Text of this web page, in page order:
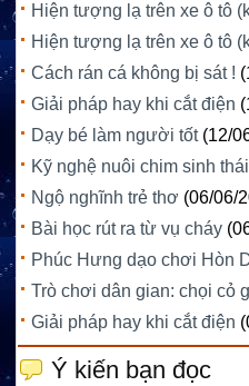
Hiện tượng lạ trên xe ô tô
Hiện tượng lạ trên xe ô tô
Cách rán cá không bị sát !
Giải pháp hay khi cắt điện
Dạy bé làm người tốt (12/
Kỹ nghệ nuôi chim sinh thái
Ngộ nghĩnh trẻ thơ (06/06/
Bài học rút ra từ vụ cháy
Phúc Hưng dạo chơi Hòn
Trò chơi dân gian: chọi cỏ
Giải pháp hay khi cắt điện
Ý kiến bạn đọc